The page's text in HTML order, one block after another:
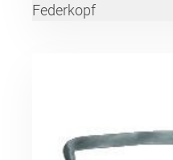
Federkopf